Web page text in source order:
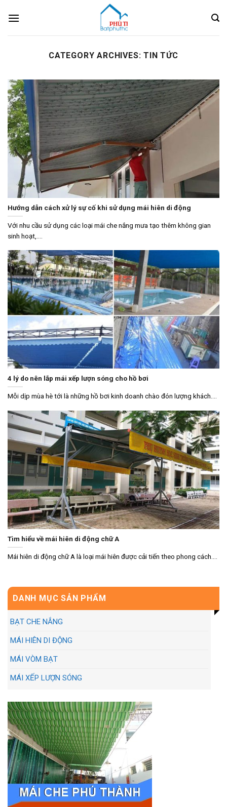
CATEGORY ARCHIVES:TIN TỨC
Hướng dẫn cách xử lý sự cố khi sử dụng mái hiên di động
Với nhu cầu sử dụng các loại mái che nắng mưa tạo thêm không gian
sinh hoạt,....
4 lý do nên lắp mái xếp lượn sóng cho hồ bơi
Mỗi dịp mùa hè tới là những hồ bơi kinh doanh chào đón lượng khách....
Tìm hiểu về mái hiên di động chữ A
Mái hiên di động chữ A là loại mái hiên được cải tiến theo phong cách....
DANH MỤC SẢN PHẨM
BẠT CHE NẮNG
MÁI HIÊN DI ĐỘNG
MÁI VÒM BẠT
MÁI XẾP LƯỢN SÓNG